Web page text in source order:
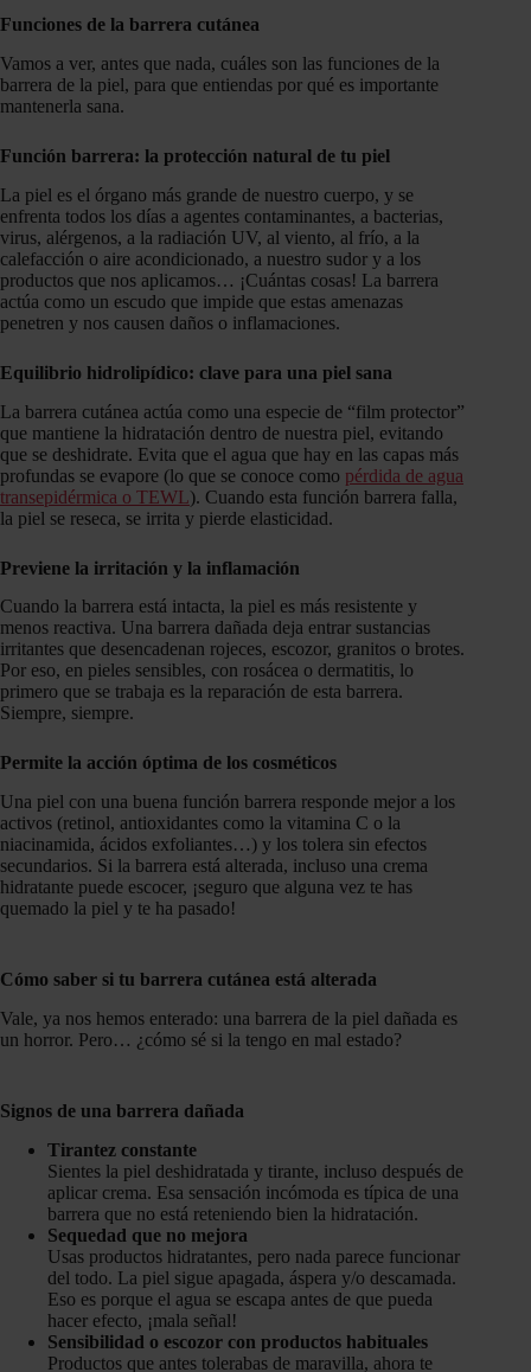
Funciones de la barrera cutánea
Vamos a ver, antes que nada, cuáles son las funciones de la
barrera de la piel, para que entiendas por qué es importante
mantenerla sana.
Función barrera: la protección natural de tu piel
La piel es el órgano más grande de nuestro cuerpo, y se
enfrenta todos los días a agentes contaminantes, a bacterias,
virus, alérgenos, a la radiación UV, al viento, al frío, a la
calefacción o aire acondicionado, a nuestro sudor y a los
productos que nos aplicamos… ¡Cuántas cosas! La barrera
actúa como un escudo que impide que estas amenazas
penetren y nos causen daños o inflamaciones.
Equilibrio hidrolipídico: clave para una piel sana
La barrera cutánea actúa como una especie de “film protector”
que mantiene la hidratación dentro de nuestra piel, evitando
que se deshidrate. Evita que el agua que hay en las capas más
profundas se evapore (lo que se conoce como pérdida de agua
transepidérmica o TEWL). Cuando esta función barrera falla,
la piel se reseca, se irrita y pierde elasticidad.
Previene la irritación y la inflamación
Cuando la barrera está intacta, la piel es más resistente y
menos reactiva. Una barrera dañada deja entrar sustancias
irritantes que desencadenan rojeces, escozor, granitos o brotes.
Por eso, en pieles sensibles, con rosácea o dermatitis, lo
primero que se trabaja es la reparación de esta barrera.
Siempre, siempre.
Permite la acción óptima de los cosméticos
Una piel con una buena función barrera responde mejor a los
activos (retinol, antioxidantes como la vitamina C o la
niacinamida, ácidos exfoliantes…) y los tolera sin efectos
secundarios. Si la barrera está alterada, incluso una crema
hidratante puede escocer, ¡seguro que alguna vez te has
quemado la piel y te ha pasado!
Cómo saber si tu barrera cutánea está alterada
Vale, ya nos hemos enterado: una barrera de la piel dañada es
un horror. Pero… ¿cómo sé si la tengo en mal estado?
Signos de una barrera dañada
Tirantez constante
Sientes la piel deshidratada y tirante, incluso después de
aplicar crema. Esa sensación incómoda es típica de una
barrera que no está reteniendo bien la hidratación.
Sequedad que no mejora
Usas productos hidratantes, pero nada parece funcionar
del todo. La piel sigue apagada, áspera y/o descamada.
Eso es porque el agua se escapa antes de que pueda
hacer efecto, ¡mala señal!
Sensibilidad o escozor con productos habituales
Productos que antes tolerabas de maravilla, ahora te